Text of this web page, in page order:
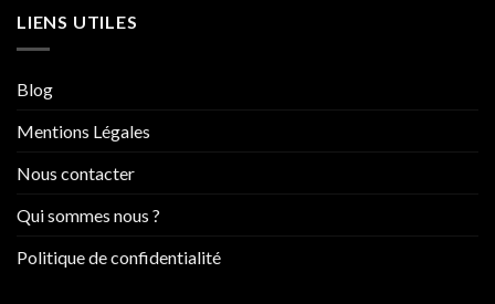
LIENS UTILES
Blog
Mentions Légales
Nous contacter
Qui sommes nous ?
Politique de confidentialité